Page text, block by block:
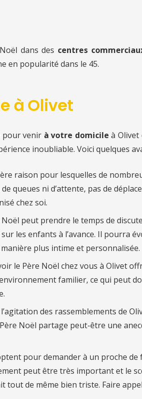
dans des centres
en popularité dans le 45.
à Olivet
pour venir à votre domicile à
inoubliable. Voici quelques
raison pour lesquelles de
queues ni d’attente, pas de
chez soi.
Noël peut prendre le temps de
les enfants à l’avance. Il pourra
plus intime et personnalisée.
le Père Noël chez vous à Olivet
familier, ce qui peut
l’agitation des rassemblements de
Noël partage peut-être une
pour demander à un proche de
peut être très important et le
de même bien triste. Faire